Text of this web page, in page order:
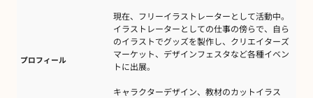
プロフィール
現在、フリーイラストレーターとして活動中。
イラストレーターとしての仕事の傍らで、自ら
のイラストでグッズを製作し、クリエイターズ
マーケット、デザインフェスタなど各種イベン
トに出展。
キャラクターデザイン、教材のカットイラス